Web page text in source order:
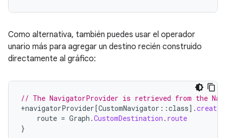
Como alternativa, también puedes usar el operador
unario más para agregar un destino recién construido
directamente al gráfico:
// The NavigatorProvider is retrieved from the
+navigatorProvider[CustomNavigator ::class] .
route = Graph .CustomDestination . route
}